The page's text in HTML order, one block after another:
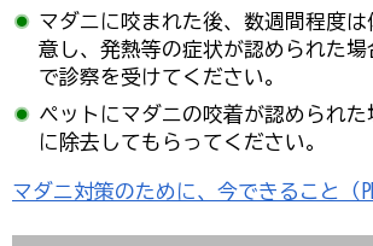
マダニに咬まれた後、数週間程度
意し、発熱等の症状が認められた
で診察を受けてください。
ペットにマダニの咬着が認められ
に除去してもらってください。
マダニ対策のために、今できること（